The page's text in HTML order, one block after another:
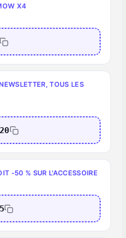
X4
TOUS LES
-50 % SUR L'ACCESSOIRE